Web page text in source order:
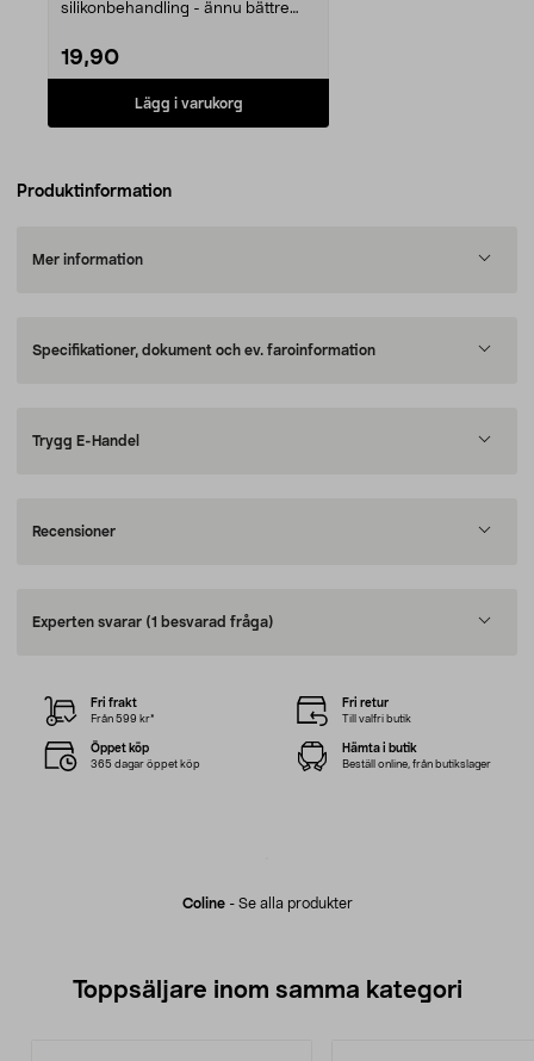
silikonbehandling - ännu bättre
19,90
Lägg i varukorg
Produktinformation
Mer information
Specifikationer, dokument och ev. faroinformation
Trygg E-Handel
Recensioner
Experten svarar (1 besvarad fråga)
Coline- Se alla produkter
Fri frakt
Från 599 kr*
Fri retur
Till valfri butik
Öppet köp
365 dagar öppet köp
Hämta i butik
Beställ online, från butikslager
Toppsäljare inom samma kategori